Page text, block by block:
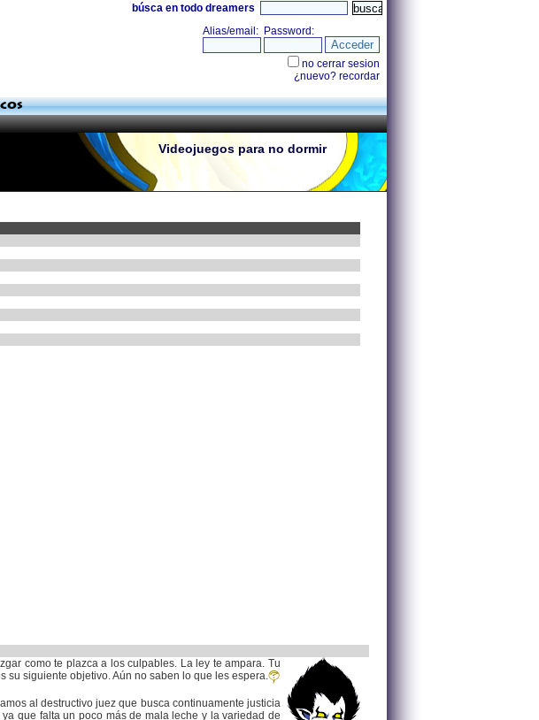
búsca en todo dreamers
Videojuegos para no dormir
como te plazca a los culpables. La ley te ampara. Tu
su siguiente objetivo. Aún no saben lo que les espera.
al destructivo juez que busca continuamente justicia
que falta un poco más de mala leche y la variedad de